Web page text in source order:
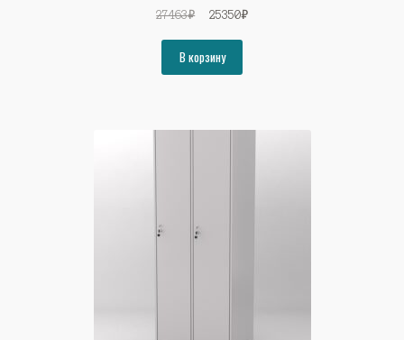
27463₽
Первоначальная
составляла
27463₽.
25350₽Текущая
В корзину